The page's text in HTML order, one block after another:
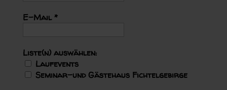
E-Mail*
Liste(n) auswählen:
Laufevents
Seminar-und Gästehaus Fichtelgebirge